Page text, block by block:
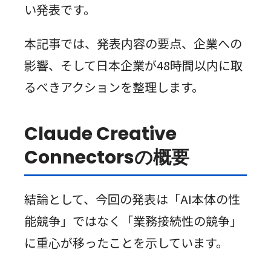
い発表です。
本記事では、発表内容の要点、企業への
影響、そして日本企業が48時間以内に取
るべきアクションを整理します。
Claude Creative
Connectorsの概要
結論として、今回の発表は「AI本体の性
能競争」ではなく「業務接続性の競争」
に重心が移ったことを示しています。